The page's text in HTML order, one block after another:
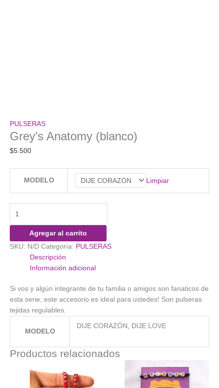
PULSERAS
Grey’s Anatomy (blanco)
$5.500
MODELO Limpiar
Anatomy
(blanco)
cantidad
Agregar al carrito
SKU: N/D Categoría: PULSERAS
Descripción
Información adicional
Si vos y algún integrante de tu familia o amigos son fanaticos de
esta serie, este accesorio es ideal para ustedes! Son pulseras
tejidas regulables.
MODELO
DIJE CORAZÓN, DIJE LOVE
Productos relacionados